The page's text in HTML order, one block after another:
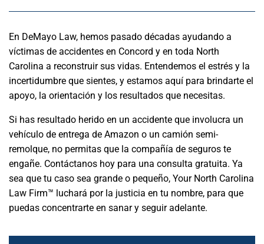
En DeMayo Law, hemos pasado décadas ayudando a
víctimas de accidentes en Concord y en toda North
Carolina a reconstruir sus vidas. Entendemos el estrés y la
incertidumbre que sientes, y estamos aquí para brindarte el
apoyo, la orientación y los resultados que necesitas.
Si has resultado herido en un accidente que involucra un
vehículo de entrega de Amazon o un camión semi-
remolque, no permitas que la compañía de seguros te
engañe. Contáctanos hoy para una consulta gratuita. Ya
sea que tu caso sea grande o pequeño, Your North Carolina
Law Firm™ luchará por la justicia en tu nombre, para que
puedas concentrarte en sanar y seguir adelante.